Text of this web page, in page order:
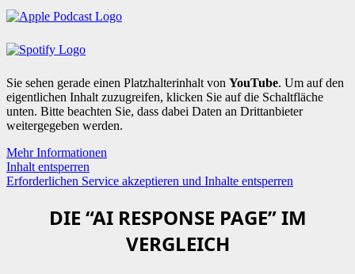
Sie sehen gerade einen Platzhalterinhalt von YouTube. Um auf den
eigentlichen Inhalt zuzugreifen, klicken Sie auf die Schaltfläche
unten. Bitte beachten Sie, dass dabei Daten an Drittanbieter
weitergegeben werden.
Mehr Informationen
Inhalt entsperren
Erforderlichen Service akzeptieren und Inhalte entsperren
DIE “AI RESPONSE PAGE” IM
VERGLEICH